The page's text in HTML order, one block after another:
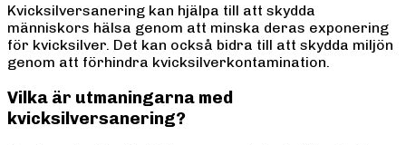
Kvicksilversanering kan hjälpa till att skydda
människors hälsa genom att minska deras exponering
för kvicksilver. Det kan också bidra till att skydda miljön
genom att förhindra kvicksilverkontamination.
Vilka är utmaningarna med
kvicksilversanering?